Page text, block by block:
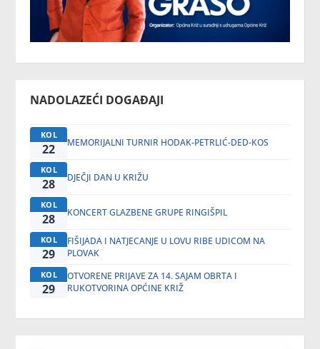
NADOLAZEĆI DOGAĐAJI
KOL
22 MEMORIJALNI TURNIR HODAK-PETRLIĆ-DED-KOS
KOL
28 DJEČJI DAN U KRIŽU
KOL
28 KONCERT GLAZBENE GRUPE RINGIŠPIL
KOL
29
FIŠIJADA I NATJECANJE U LOVU RIBE UDICOM NA
PLOVAK
KOL
29
OTVORENE PRIJAVE ZA 14. SAJAM OBRTA I
RUKOTVORINA OPĆINE KRIŽ